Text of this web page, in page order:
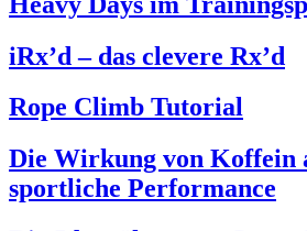
iRx’d – das clevere Rx’d
Rope Climb Tutorial
Die Wirkung von Koffein
sportliche Performance